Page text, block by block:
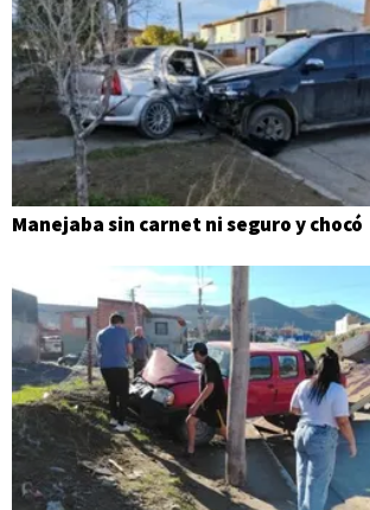
Manejaba sin carnet ni seguro y chocó